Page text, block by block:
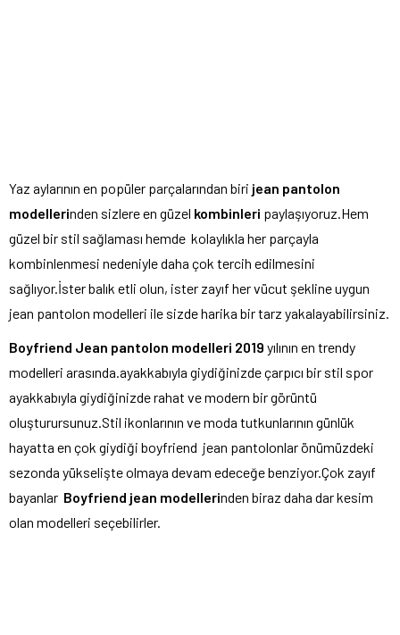
Yaz aylarının en popüler parçalarından biri jean pantolon
modellerinden sizlere en güzel kombinleri paylaşıyoruz.Hem
güzel bir stil sağlaması hemde kolaylıkla her parçayla
kombinlenmesi nedeniyle daha çok tercih edilmesini
sağlıyor.İster balık etli olun, ister zayıf her vücut şekline uygun
jean pantolon modelleri ile sizde harika bir tarz yakalayabilirsiniz.
Boyfriend Jean pantolon modelleri 2019 yılının en trendy
modelleri arasında.ayakkabıyla giydiğinizde çarpıcı bir stil spor
ayakkabıyla giydiğinizde rahat ve modern bir görüntü
oluşturursunuz.Stil ikonlarının ve moda tutkunlarının günlük
hayatta en çok giydiği boyfriend jean pantolonlar önümüzdeki
sezonda yükselişte olmaya devam edeceğe benziyor.Çok zayıf
bayanlar Boyfriend jean modellerinden biraz daha dar kesim
olan modelleri seçebilirler.